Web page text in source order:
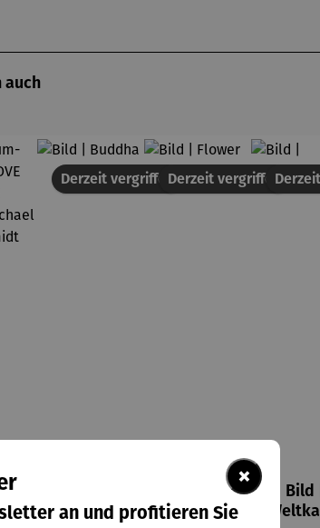
auch
|
Derzeit vergriffen
Buddha
Derzeit vergriffen
Flower
Bild |
×
an und profitieren Sie